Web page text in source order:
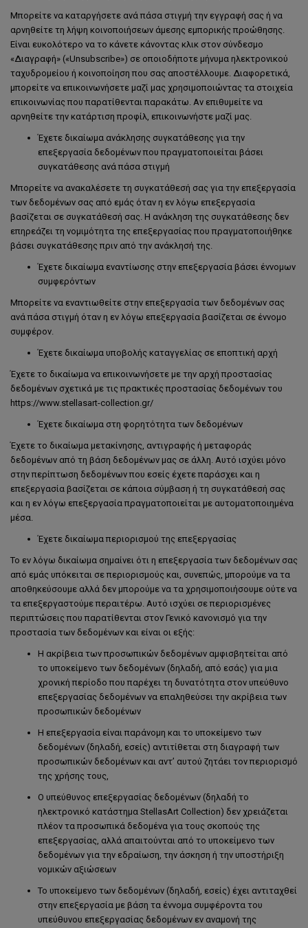
Μπορείτε να καταργήσετε ανά πάσα στιγμή την εγγραφή σας ή να
αρνηθείτε τη λήψη κοινοποιήσεων άμεσης εμπορικής προώθησης.
Είναι ευκολότερο να το κάνετε κάνοντας κλικ στον σύνδεσμο
«Διαγραφή» («Unsubscribe») σε οποιοδήποτε μήνυμα ηλεκτρονικού
ταχυδρομείου ή κοινοποίηση που σας αποστέλλουμε. Διαφορετικά,
μπορείτε να επικοινωνήσετε μαζί μας χρησιμοποιώντας τα στοιχεία
επικοινωνίας που παρατίθενται παρακάτω. Αν επιθυμείτε να
αρνηθείτε την κατάρτιση προφίλ, επικοινωνήστε μαζί μας.
Έχετε δικαίωμα ανάκλησης συγκατάθεσης για την
επεξεργασία δεδομένων που πραγματοποιείται βάσει
συγκατάθεσης ανά πάσα στιγμή
Μπορείτε να ανακαλέσετε τη συγκατάθεσή σας για την επεξεργασία
των δεδομένων σας από εμάς όταν η εν λόγω επεξεργασία
βασίζεται σε συγκατάθεσή σας. Η ανάκληση της συγκατάθεσης δεν
επηρεάζει τη νομιμότητα της επεξεργασίας που πραγματοποιήθηκε
βάσει συγκατάθεσης πριν από την ανάκλησή της.
Έχετε δικαίωμα εναντίωσης στην επεξεργασία βάσει έννομων
συμφερόντων
Μπορείτε να εναντιωθείτε στην επεξεργασία των δεδομένων σας
ανά πάσα στιγμή όταν η εν λόγω επεξεργασία βασίζεται σε έννομο
συμφέρον.
Έχετε δικαίωμα υποβολής καταγγελίας σε εποπτική αρχή
Έχετε το δικαίωμα να επικοινωνήσετε με την αρχή προστασίας
δεδομένων σχετικά με τις πρακτικές προστασίας δεδομένων του
https://www.stellasart-collection.gr/
Έχετε δικαίωμα στη φορητότητα των δεδομένων
Έχετε το δικαίωμα μετακίνησης, αντιγραφής ή μεταφοράς
δεδομένων από τη βάση δεδομένων μας σε άλλη. Αυτό ισχύει μόνο
στην περίπτωση δεδομένων που εσείς έχετε παράσχει και η
επεξεργασία βασίζεται σε κάποια σύμβαση ή τη συγκατάθεσή σας
και η εν λόγω επεξεργασία πραγματοποιείται με αυτοματοποιημένα
μέσα.
Έχετε δικαίωμα περιορισμού της επεξεργασίας
Το εν λόγω δικαίωμα σημαίνει ότι η επεξεργασία των δεδομένων σας
από εμάς υπόκειται σε περιορισμούς και, συνεπώς, μπορούμε να τα
αποθηκεύσουμε αλλά δεν μπορούμε να τα χρησιμοποιήσουμε ούτε να
τα επεξεργαστούμε περαιτέρω. Αυτό ισχύει σε περιορισμένες
περιπτώσεις που παρατίθενται στον Γενικό κανονισμό για την
προστασία των δεδομένων και είναι οι εξής:
Η ακρίβεια των προσωπικών δεδομένων αμφισβητείται από
το υποκείμενο των δεδομένων (δηλαδή, από εσάς) για μια
χρονική περίοδο που παρέχει τη δυνατότητα στον υπεύθυνο
επεξεργασίας δεδομένων να επαληθεύσει την ακρίβεια των
προσωπικών δεδομένων
Η επεξεργασία είναι παράνομη και το υποκείμενο των
δεδομένων (δηλαδή, εσείς) αντιτίθεται στη διαγραφή των
προσωπικών δεδομένων και αντ’ αυτού ζητάει τον περιορισμό
της χρήσης τους,
Ο υπεύθυνος επεξεργασίας δεδομένων (δηλαδή το
ηλεκτρονικό κατάστημα StellasArt Collection) δεν χρειάζεται
πλέον τα προσωπικά δεδομένα για τους σκοπούς της
επεξεργασίας, αλλά απαιτούνται από το υποκείμενο των
δεδομένων για την εδραίωση, την άσκηση ή την υποστήριξη
νομικών αξιώσεων
Το υποκείμενο των δεδομένων (δηλαδή, εσείς) έχει αντιταχθεί
στην επεξεργασία με βάση τα έννομα συμφέροντα του
υπεύθυνου επεξεργασίας δεδομένων εν αναμονή της